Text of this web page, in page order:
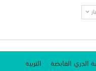
القابضة
التربية